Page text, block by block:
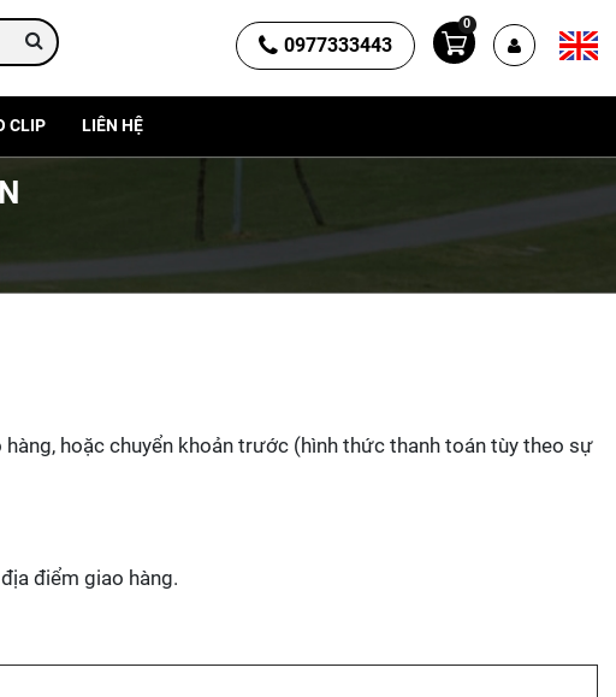
0977333443
0
CLIP LIÊN HỆ
hoặc chuyển khoản trước (hình thức thanh toán tùy theo sự
điểm giao hàng.